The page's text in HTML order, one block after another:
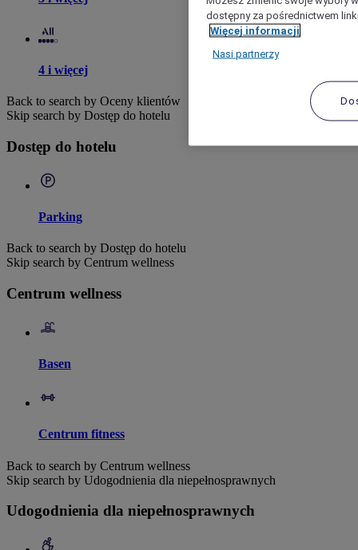
4 i więcej
Back to search by Oceny klientów
Skip search by Dostęp do hotelu
Dostęp do hotelu
Parking
Back to search by Dostęp do hotelu
Skip search by Centrum wellness
Centrum wellness
Basen
Centrum fitness
Back to search by Centrum wellness
Skip search by Udogodnienia dla niepełnosprawnych
Udogodnienia dla niepełnosprawnych
dostępny za pośrednictwem
Więcej informacji
Nasi partnerzy